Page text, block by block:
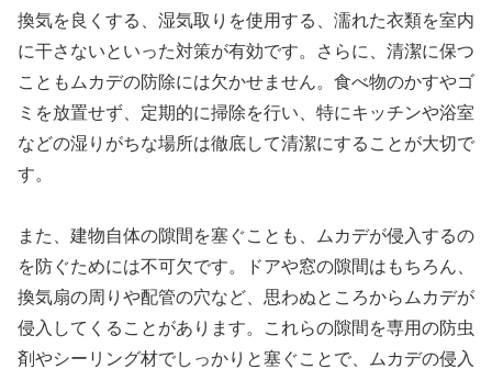
換気を良くする、湿気取りを使用する、濡れた衣類を室内
に干さないといった対策が有効です。さらに、清潔に保つ
こともムカデの防除には欠かせません。食べ物のかすやゴ
ミを放置せず、定期的に掃除を行い、特にキッチンや浴室
などの湿りがちな場所は徹底して清潔にすることが大切で
す。
また、建物自体の隙間を塞ぐことも、ムカデが侵入するの
を防ぐためには不可欠です。ドアや窓の隙間はもちろん、
換気扇の周りや配管の穴など、思わぬところからムカデが
侵入してくることがあります。これらの隙間を専用の防虫
剤やシーリング材でしっかりと塞ぐことで、ムカデの侵入